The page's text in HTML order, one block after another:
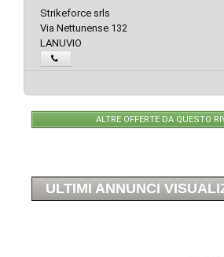
Strikeforce srls
Via Nettunense 132
LANUVIO
ALTRE OFFERTE DA QUESTO
ULTIMI ANNUNCI